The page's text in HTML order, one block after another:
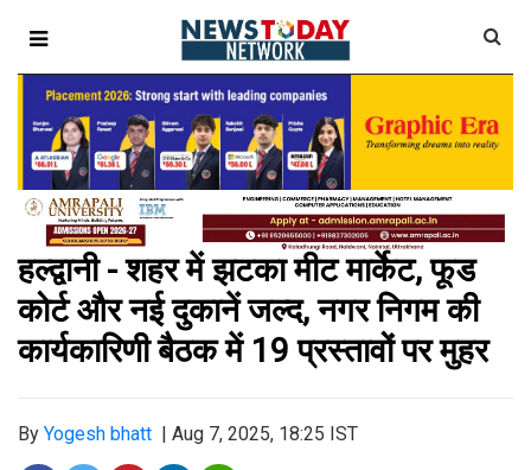
हल्द्वानी - शहर में झटका मीट मार्केट, फूड
कोर्ट और नई दुकानें जल्द, नगर निगम की
कार्यकारिणी बैठक में 19 प्रस्तावों पर मुहर
By Yogesh bhatt Aug 7, 2025, 18:25 IST